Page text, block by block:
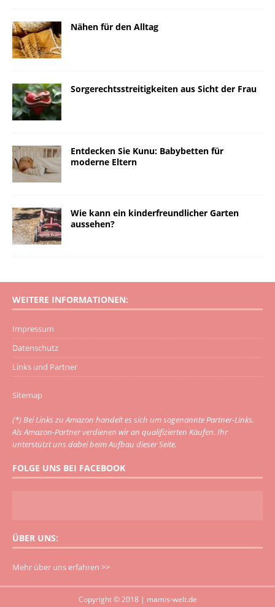
Nähen für den Alltag
Sorgerechtsstreitigkeiten aus Sicht der Frau
Entdecken Sie Kunu: Babybetten für
moderne Eltern
Wie kann ein kinderfreundlicher Garten
aussehen?
WEITERE INFORMATIONEN:
Impressum
Datenschutz
Links und Partner
Sitemap
(*) Bei Links zu Amazon handelt es sich um sogenannte Partner-Links.
Als Amazon-Partner verdienen wir an qualifizierten Käufen. Ihr
unterstützt uns dabei beim Aufbau dieser Seite.
FOLGE UNS BEI FACEBOOK
ÜBER UNS:
Mehr über uns erfahren >>
Copyright © 2018 | mamis-welt.de